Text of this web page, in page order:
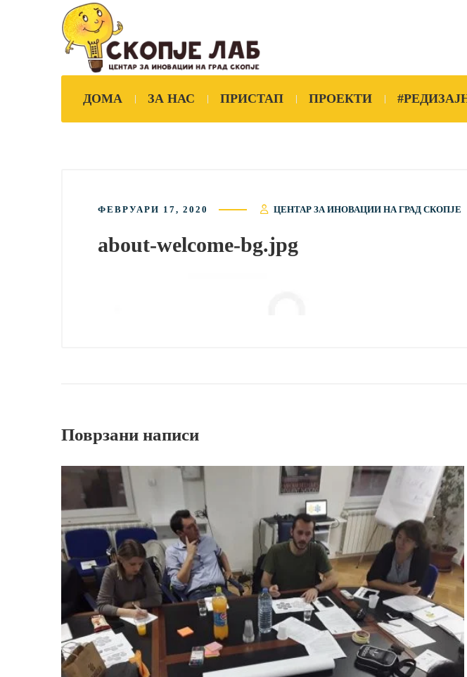
ДОМА ЗА НАС ПРИСТАП ПРОЕКТИ
ФЕВРУАРИ 17, 2020 ЦЕНТАР ЗА ИНОВАЦИИ НА ГРАД СКОПЈЕ
about-welcome-bg.jpg
Поврзани написи